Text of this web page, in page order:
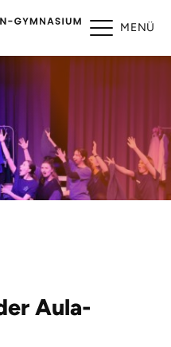
Aula-
MENÜ